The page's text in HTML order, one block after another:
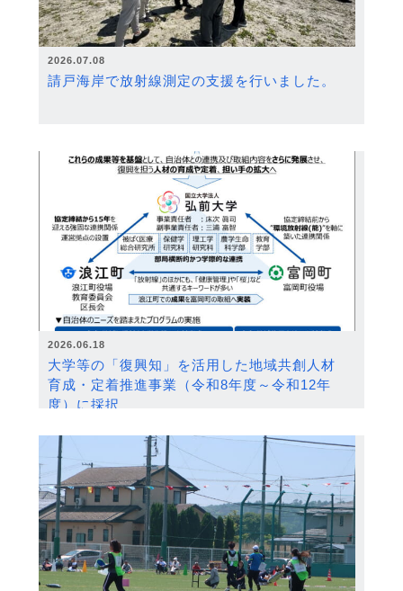
2026.07.08
請戸海岸で放射線測定の支援を行いました。
2026.06.18
大学等の「復興知」を活用した地域共創人材
育成・定着推進事業（令和8年度～令和12年
度）に採択